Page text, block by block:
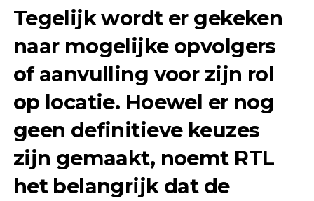
Tegelijk wordt er gekeken
naar mogelijke opvolgers
of aanvulling voor zijn rol
op locatie. Hoewel er nog
geen definitieve keuzes
zijn gemaakt, noemt RTL
het belangrijk dat de